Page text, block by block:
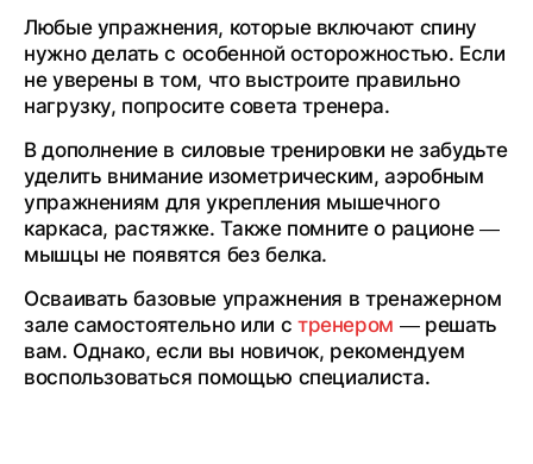
Любые упражнения, которые включают спину
нужно делать с особенной осторожностью. Если
не уверены в том, что выстроите правильно
нагрузку, попросите совета тренера.
В дополнение в силовые тренировки не забудьте
уделить внимание изометрическим, аэробным
упражнениям для укрепления мышечного
каркаса, растяжке. Также помните о рационе —
мышцы не появятся без белка.
Осваивать базовые упражнения в тренажерном
зале самостоятельно или с тренером — решать
вам. Однако, если вы новичок, рекомендуем
воспользоваться помощью специалиста.